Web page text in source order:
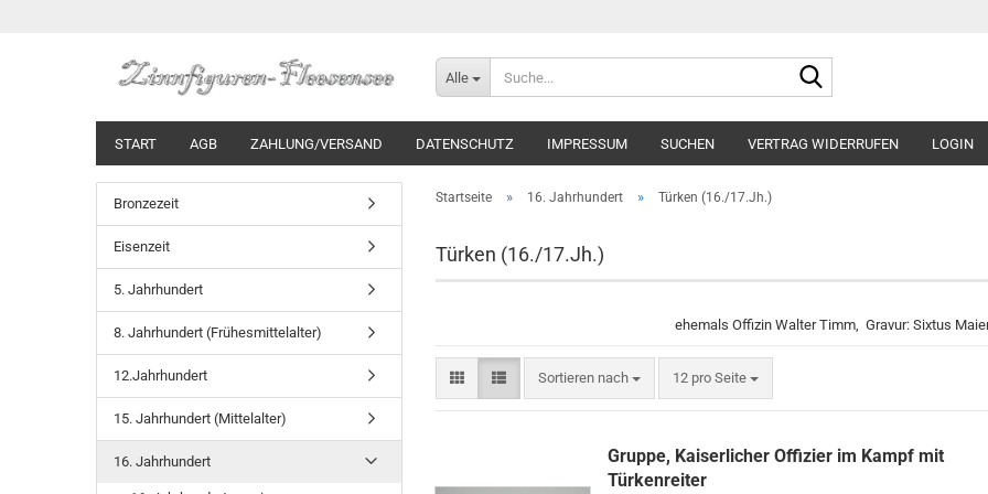
Alle
START AGB ZAHLUNG/VERSAND DATENSCHUTZ IMPRESSUM SUCHEN VERTRAG WIDERRUFEN LOGIN
Startseite » 16. Jahrhundert » Türken (16./17.Jh.)
Türken (16./17.Jh.)
ehemals Offizin Walter Timm, Gravur: Sixtus
Sortieren nach
Sortieren nach 12 pro Seite
pro Seite
Gruppe, Kaiserlicher Offizier im Kampf mit
Türkenreiter
Bronzezeit
Eisenzeit
5. Jahrhundert
8. Jahrhundert (Frühesmittelalter)
12.Jahrhundert
15. Jahrhundert (Mittelalter)
16. Jahrhundert